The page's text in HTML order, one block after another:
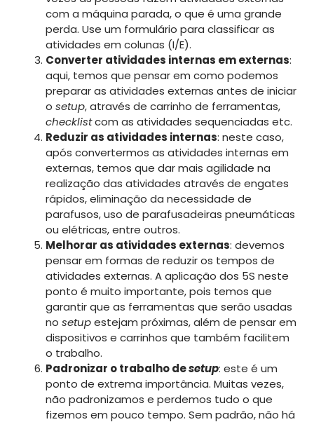
com a máquina parada, o que é uma grande
perda. Use um formulário para classificar as
atividades em colunas (I/E).
Converter atividades internas em externas:
aqui, temos que pensar em como podemos
preparar as atividades externas antes de iniciar
o setup, através de carrinho de ferramentas,
checklistcom as atividades sequenciadas etc.
Reduzir as atividades internas: neste caso,
após convertermos as atividades internas em
externas, temos que dar mais agilidade na
realização das atividades através de engates
rápidos, eliminação da necessidade de
parafusos, uso de parafusadeiras pneumáticas
ou elétricas, entre outros.
Melhorar as atividades externas: devemos
pensar em formas de reduzir os tempos de
atividades externas. A aplicação dos 5S neste
ponto é muito importante, pois temos que
garantir que as ferramentas que serão usadas
no setupestejam próximas, além de pensar em
dispositivos e carrinhos que também facilitem
o trabalho.
Padronizar o trabalho desetup: este é um
ponto de extrema importância. Muitas vezes,
não padronizamos e perdemos tudo o que
fizemos em pouco tempo. Sem padrão, não há